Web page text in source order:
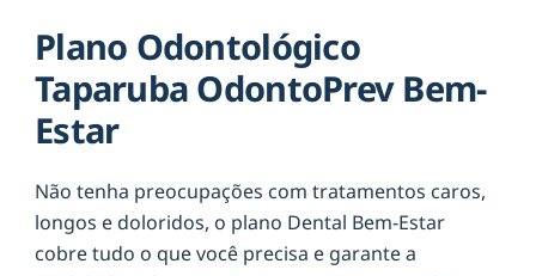
Plano Odontológico
Taparuba OdontoPrev Bem-
Estar
Não tenha preocupações com tratamentos caros,
longos e doloridos, o plano Dental Bem-Estar
cobre tudo o que você precisa e garante a